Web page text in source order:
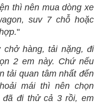
thì nên mua dòng xe
suv 7 chỗ hoặc
"
chở hàng, tải nặng, đi
2 em này. Chứ nếu
tải quan tâm nhất đến
mái thì nên chọn
đã đi thử cả 3 rồi, em